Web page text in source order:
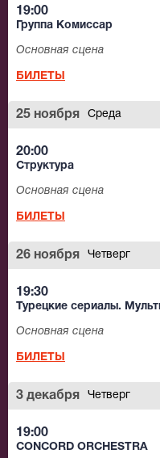
19:00
Группа Комиссар
Основная сцена
БИЛЕТЫ
25 ноября Среда
20:00
Структура
Основная сцена
БИЛЕТЫ
26 ноября Четверг
19:30
Турецкие сериалы.
Основная сцена
БИЛЕТЫ
3 декабря Четверг
19:00
CONCORD ORCHESTRA